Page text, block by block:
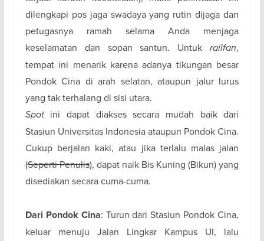
dilengkapi pos jaga swadaya yang rutin dijaga dan
petugasnya ramah selama Anda menjaga
keselamatan dan sopan santun. Untukrailfan,
tempat ini menarik karena adanya tikungan besar
Pondok Cina di arah selatan, ataupun jalur lurus
yang tak terhalang di sisi utara.
Spotini dapat diakses secara mudah baik dari
Stasiun Universitas Indonesia ataupun Pondok Cina.
Cukup berjalan kaki, atau jika terlalu malas jalan
(Seperti Penulis), dapat naik Bis Kuning (Bikun) yang
disediakan secara cuma-cuma.
Dari Pondok Cina: Turun dari Stasiun Pondok Cina,
keluar menuju Jalan Lingkar Kampus UI, lalu